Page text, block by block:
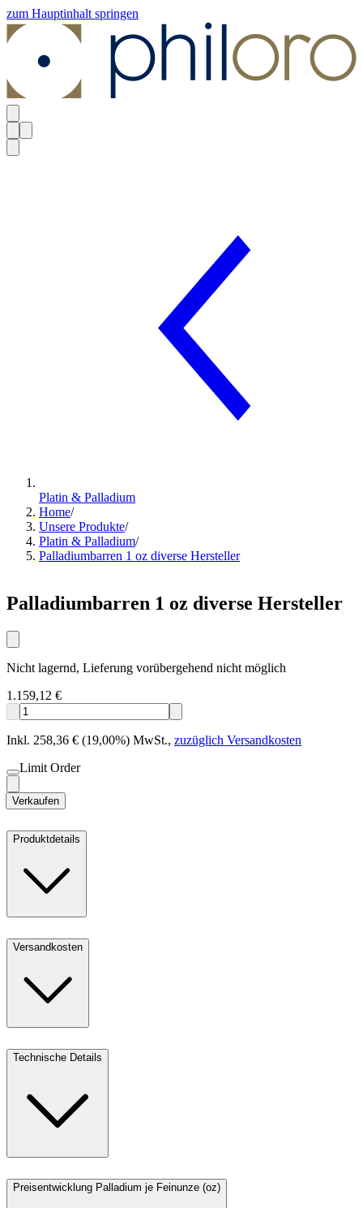
zum Hauptinhalt springen
Platin & Palladium
Home/
Unsere Produkte/
Platin & Palladium/
Palladiumbarren 1 oz diverse Hersteller
Palladiumbarren 1 oz diverse Hersteller
Nicht lagernd, Lieferung vorübergehend nicht möglich
1.159,12 €
Inkl. 258,36 € (19,00%) MwSt., zuzüglich Versandkosten
Limit Order
Verkaufen
Produktdetails
Versandkosten
Technische Details
Preisentwicklung Palladium je Feinunze (oz)